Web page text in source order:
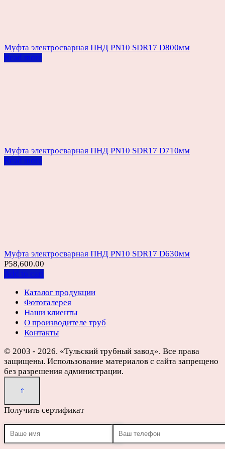
Муфта электросварная ПНД PN10 SDR17 D800мм
Read more
Муфта электросварная ПНД PN10 SDR17 D710мм
Read more
Муфта электросварная ПНД PN10 SDR17 D630мм
Р58,600.00
Add to cart
Каталог продукции
Фотогалерея
Наши клиенты
О производителе труб
Контакты
© 2003 - 2026. «Тульский трубный завод». Все права
защищены. Использование материалов с сайта запрещено
без разрешения администрации.
Получить сертификат